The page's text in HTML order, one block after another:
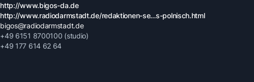
http://www.bigos-da.de
http://www.radiodarmstadt.de/redaktionen-se…s-polnisch.html
bigos@radiodarmstadt.de
+49 6151 8700100 (studio)
+49 177 614 62 64